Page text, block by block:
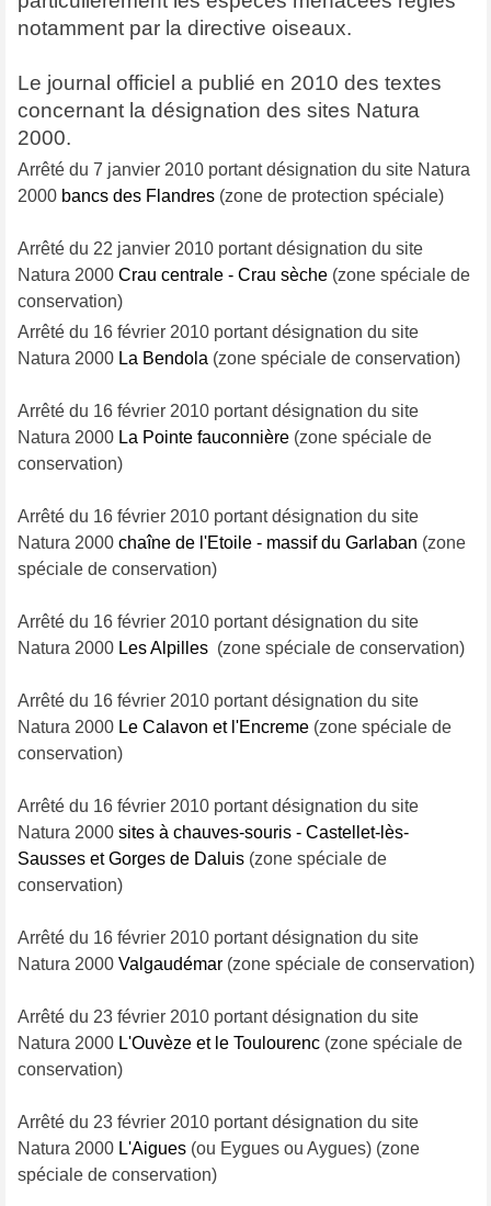
notamment par la directive oiseaux.
Le journal officiel a publié en 2010 des textes
concernant la désignation des sites Natura
2000.
Arrêté du 7 janvier 2010 portant désignation du site Natura
2000 bancs des Flandres(zone de protection spéciale)
Arrêté du 22 janvier 2010 portant désignation du site
Natura 2000 Crau centrale - Crau sèche(zone spéciale de
conservation)
Arrêté du 16 février 2010 portant désignation du site
Natura 2000 La Bendola (zone spéciale de conservation)
Arrêté du 16 février 2010 portant désignation du site
Natura 2000 La Pointe fauconnière(zone spéciale de
conservation)
Arrêté du 16 février 2010 portant désignation du site
Natura 2000 chaîne de l'Etoile - massif du Garlaban (zone
spéciale de conservation)
Arrêté du 16 février 2010 portant désignation du site
Natura 2000 Les Alpilles (zone spéciale de conservation)
Arrêté du 16 février 2010 portant désignation du site
Natura 2000 Le Calavon et l'Encreme(zone spéciale de
conservation)
Arrêté du 16 février 2010 portant désignation du site
Natura 2000 sites à chauves-souris - Castellet-lès-
Sausses et Gorges de Daluis(zone spéciale de
conservation)
Arrêté du 16 février 2010 portant désignation du site
Natura 2000 Valgaudémar(zone spéciale de conservation)
Arrêté du 23 février 2010 portant désignation du site
Natura 2000 L'Ouvèze et le Toulourenc(zone spéciale de
conservation)
Arrêté du 23 février 2010 portant désignation du site
Natura 2000 L'Aigues(ou Eygues ou Aygues) (zone
spéciale de conservation)